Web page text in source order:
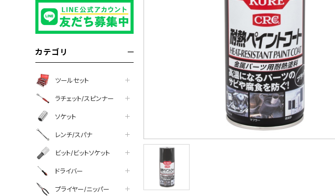
カテゴリ
ツールセット
ラチェット/スピンナー
ソケット
レンチ/スパナ
ビット/ビットソケット
ドライバー
プライヤー/ニッパー